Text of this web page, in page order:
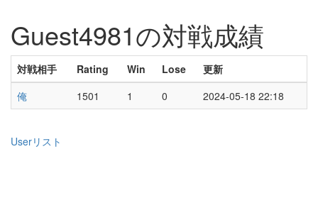
Guest4981の対戦成績
対戦相手 Rating Win Lose
更新
俺
1501 1 0 2024-05-18 22:18
Userリスト